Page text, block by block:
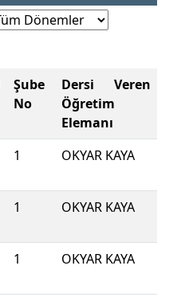
Şube
No
Dersi Veren
Öğretim
Elemanı
1 OKYAR KAYA
1 OKYAR KAYA
1 OKYAR KAYA